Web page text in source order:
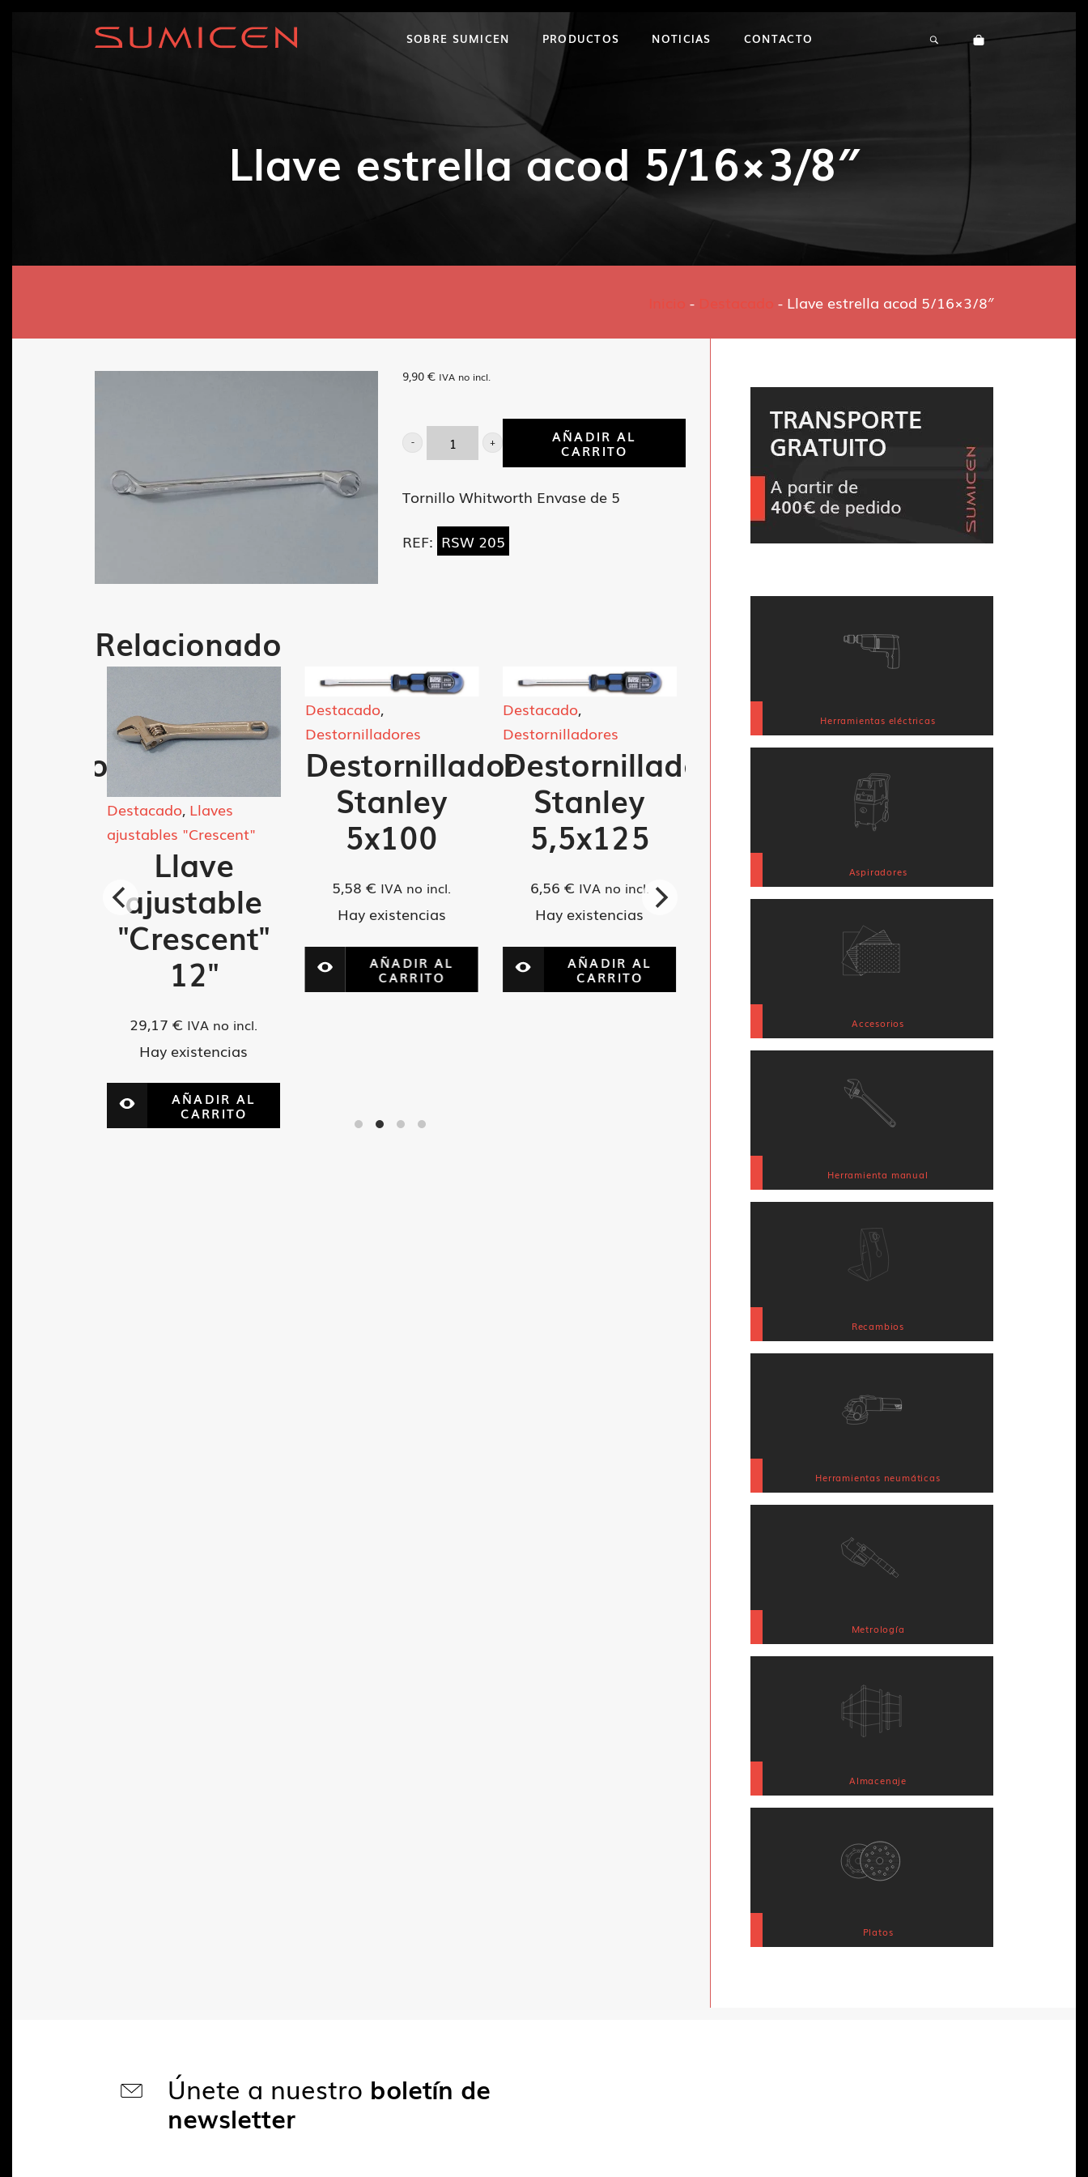
SOBRE SUMICEN PRODUCTOS NOTICIAS CONTACTO
Llave estrella acod 5/16×3/8″
- - Llave estrella acod 5/16×3/8″
9,90 € IVA no incl.
Llave
acod
5/16x3/8"
cantidad
AÑADIR AL
CARRITO
Tornillo Whitworth Envase de 5
REF: RSW 205
Relacionado
Destacado, Llaves
ajustables "Crescent"
Llave
ajustable
"Crescent"
12"
29,17€ IVA no incl.
Hay existencias
AÑADIR AL
CARRITO
Destacado,
Destornilladores
Destornillador
Stanley
5x100
5,58€ IVA no incl.
Hay existencias
AÑADIR AL
CARRITO
Destacado,
Destornilladores
Destornillador
Stanley
5,5x125
6,56 € IVA no incl.
Hay existencias
AÑADIR AL
CARRITO
Herramientas eléctricas
Aspiradores
Accesorios
Herramienta manual
Recambios
Herramientas neumáticas
Metrología
Almacenaje
Platos
Únete a nuestro boletín de
newsletter